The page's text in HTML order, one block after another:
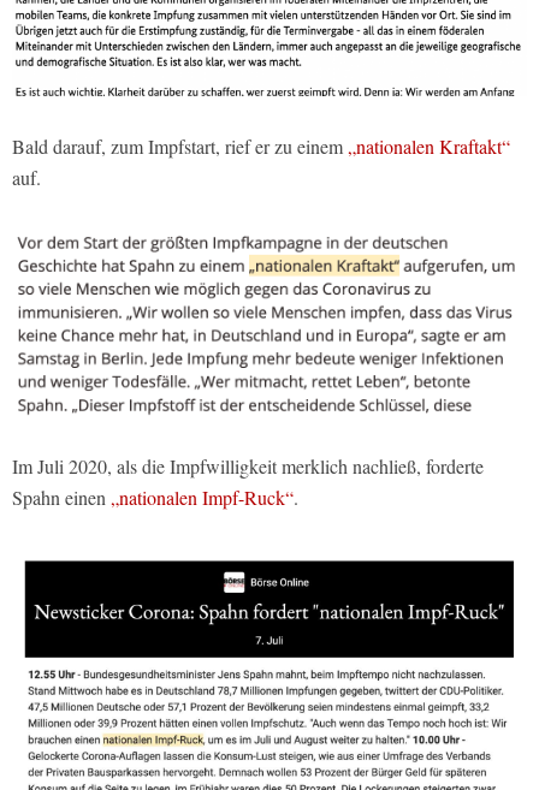
Bald darauf, zum Impfstart, rief er zu einem „nationalen Kraftakt“
auf.
Im Juli 2020, als die Impfwilligkeit merklich nachließ, forderte
Spahn einen „nationalen Impf-Ruck“.